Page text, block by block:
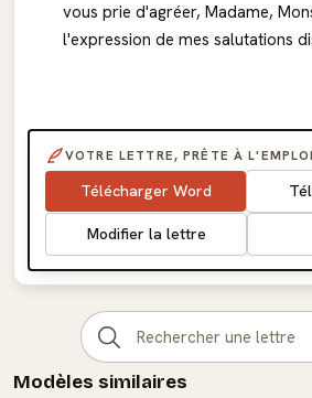
vous prie d'agréer, Madame,
l'expression de mes salutations
VOTRE LETTRE, PRÊTE À L'EMPLOI
Télécharger Word
Modifier la lettre
Modèles similaires